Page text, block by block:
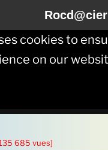
cookies to
on our
685 vues]
Rocd@cier